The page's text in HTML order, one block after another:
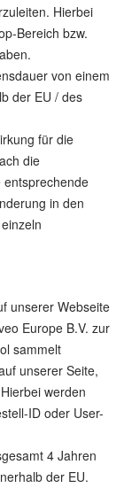
Hierbei
Bereich bzw.
von einem
der EU / des
für die
die
entsprechende
in den
unserer Webseite
Europe B.V. zur
sammelt
unserer Seite,
werden
ID oder User-
4 Jahren
der EU.